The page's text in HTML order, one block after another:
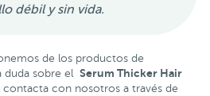
débil y sin vida.
de los productos de
duda sobre el Serum Thicker Hair
contacta con nosotros a través de